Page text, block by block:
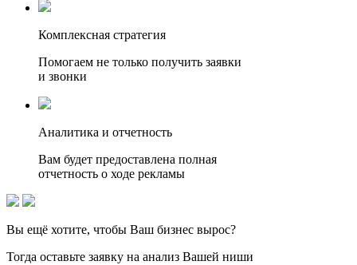
Комплексная стратегия
Помогаем не только получить заявки
и звонки
Аналитика и отчетность
Вам будет предоставлена полная
отчетность о ходе рекламы
Вы ещё хотите, чтобы Ваш бизнес вырос?
Тогда оставьте заявку на анализ Вашей ниши